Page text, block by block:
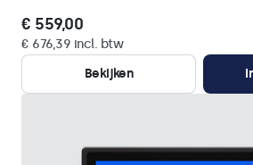
€ 559,00
€ 676,39 incl. btw
Bekijken